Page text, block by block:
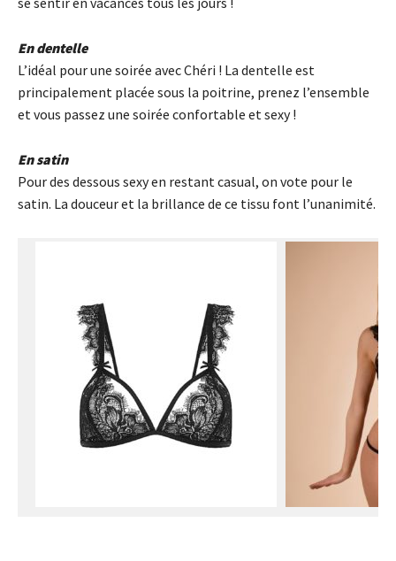
En dentelle
L’idéal pour une soirée avec Chéri ! La dentelle est
principalement placée sous la poitrine, prenez l’ensemble
et vous passez une soirée confortable et sexy !
En satin
Pour des dessous sexy en restant casual, on vote pour le
satin. La douceur et la brillance de ce tissu font l’unanimité.